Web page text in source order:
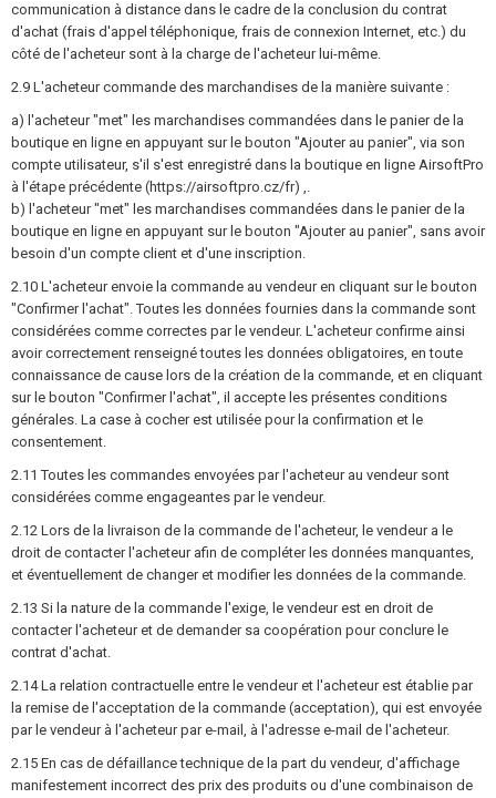
communication à distance dans le cadre de la conclusion du contrat
d'achat (frais d'appel téléphonique, frais de connexion Internet, etc.) du
côté de l'acheteur sont à la charge de l'acheteur lui-même.
2.9 L'acheteur commande des marchandises de la manière suivante :
a) l'acheteur "met" les marchandises commandées dans le panier de la
boutique en ligne en appuyant sur le bouton "Ajouter au panier", via son
compte utilisateur, s'il s'est enregistré dans la boutique en ligne AirsoftPro
à l'étape précédente (https://airsoftpro.cz/fr) ,.
b) l'acheteur "met" les marchandises commandées dans le panier de la
boutique en ligne en appuyant sur le bouton "Ajouter au panier", sans avoir
besoin d'un compte client et d'une inscription.
2.10 L'acheteur envoie la commande au vendeur en cliquant sur le bouton
"Confirmer l'achat". Toutes les données fournies dans la commande sont
considérées comme correctes par le vendeur. L'acheteur confirme ainsi
avoir correctement renseigné toutes les données obligatoires, en toute
connaissance de cause lors de la création de la commande, et en cliquant
sur le bouton "Confirmer l'achat", il accepte les présentes conditions
générales. La case à cocher est utilisée pour la confirmation et le
consentement.
2.11 Toutes les commandes envoyées par l'acheteur au vendeur sont
considérées comme engageantes par le vendeur.
2.12 Lors de la livraison de la commande de l'acheteur, le vendeur a le
droit de contacter l'acheteur afin de compléter les données manquantes,
et éventuellement de changer et modifier les données de la commande.
2.13 Si la nature de la commande l'exige, le vendeur est en droit de
contacter l'acheteur et de demander sa coopération pour conclure le
contrat d'achat.
2.14 La relation contractuelle entre le vendeur et l'acheteur est établie par
la remise de l'acceptation de la commande (acceptation), qui est envoyée
par le vendeur à l'acheteur par e-mail, à l'adresse e-mail de l'acheteur.
2.15 En cas de défaillance technique de la part du vendeur, d'affichage
manifestement incorrect des prix des produits ou d'une combinaison de